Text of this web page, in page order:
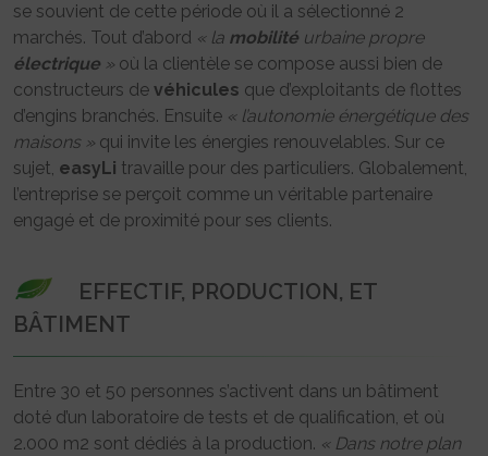
se souvient de cette période où il a sélectionné 2
marchés. Tout d’abord « la mobilité urbaine propre
électrique » où la clientèle se compose aussi bien de
constructeurs de véhicules que d’exploitants de flottes
d’engins branchés. Ensuite « l’autonomie énergétique des
maisons » qui invite les énergies renouvelables. Sur ce
sujet, easyLi travaille pour des particuliers. Globalement,
l’entreprise se perçoit comme un véritable partenaire
engagé et de proximité pour ses clients.
EFFECTIF, PRODUCTION, ET
BÂTIMENT
Entre 30 et 50 personnes s’activent dans un bâtiment
doté d’un laboratoire de tests et de qualification, et où
2.000 m2 sont dédiés à la production. « Dans notre plan